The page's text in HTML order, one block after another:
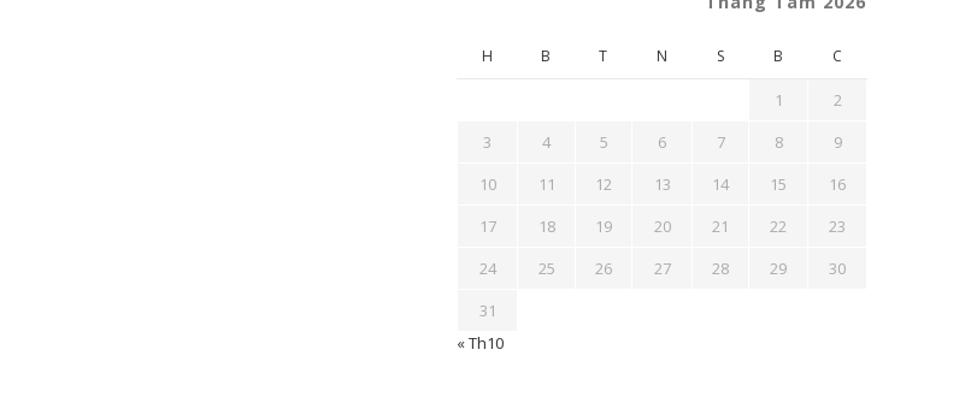
H B T N S B C
1
2
3
4 5 6 7 8
9
10
11 12 13 14 15
16
17
18 19 20 21 22
23
24
25 26 27 28 29
30
31
« Th10